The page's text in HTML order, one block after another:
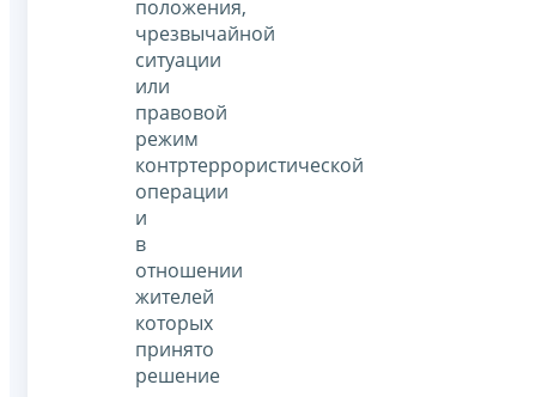
положения,
чрезвычайной
ситуации
или
правовой
режим
контртеррористической
операции
и
в
отношении
жителей
которых
принято
решение